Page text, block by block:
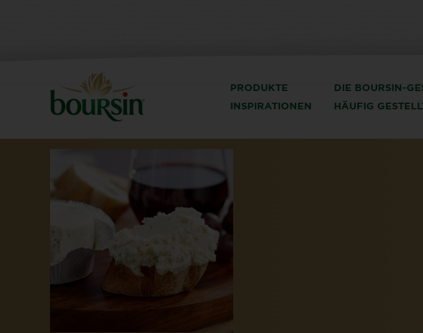
PRODUKTE DIE BOURSIN-
INSPIRATIONEN
HÄUFIG